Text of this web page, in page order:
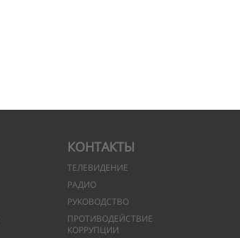
КОНТАКТЫ
ТЕЛЕВИДЕНИЕ
РАДИО
РУКОВОДСТВО
ПРОТИВОДЕЙСТВИЕ
КОРРУПЦИИ